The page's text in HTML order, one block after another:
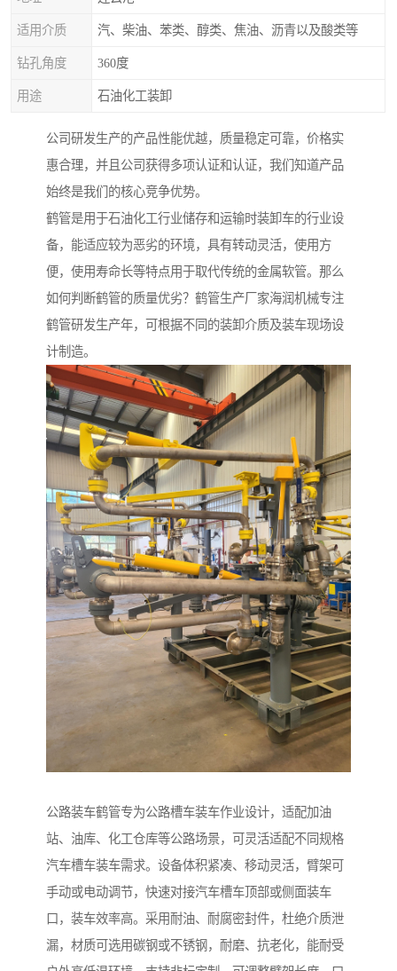
适用介质 汽、柴油、苯类、醇类、焦油、沥青以及酸类等
钻孔角度 360度
用途 石油化工装卸
公司研发生产的产品性能优越，质量稳定可靠，价格实
惠合理，并且公司获得多项认证和认证，我们知道产品
始终是我们的核心竞争优势。
鹤管是用于石油化工行业储存和运输时装卸车的行业设
备，能适应较为恶劣的环境，具有转动灵活，使用方
便，使用寿命长等特点用于取代传统的金属软管。那么
如何判断鹤管的质量优劣？鹤管生产厂家海润机械专注
鹤管研发生产年，可根据不同的装卸介质及装车现场设
计制造。
公路装车鹤管专为公路槽车装车作业设计，适配加油
站、油库、化工仓库等公路场景，可灵活适配不同规格
汽车槽车装车需求。设备体积紧凑、移动灵活，臂架可
手动或电动调节，快速对接汽车槽车顶部或侧面装车
口，装车效率高。采用耐油、耐腐密封件，杜绝介质泄
漏，材质可选用碳钢或不锈钢，耐磨、抗老化，能耐受